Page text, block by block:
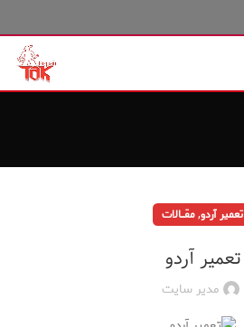
تعمیر آردو,مقــــالات
تعمیر آردو
مدیر سایت